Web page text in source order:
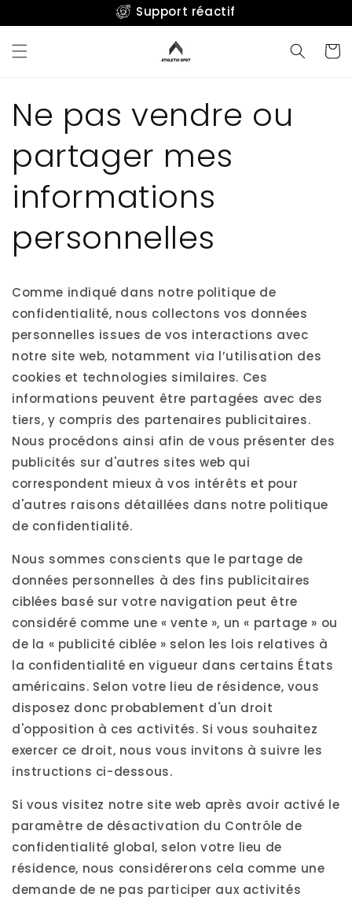
Support réactif
au
contenu
Panier
Ne pas vendre ou
partager mes
informations
personnelles
Comme indiqué dans notre politique de
confidentialité, nous collectons vos données
personnelles issues de vos interactions avec
notre site web, notamment via l’utilisation des
cookies et technologies similaires. Ces
informations peuvent être partagées avec des
tiers, y compris des partenaires publicitaires.
Nous procédons ainsi afin de vous présenter des
publicités sur d'autres sites web qui
correspondent mieux à vos intérêts et pour
d'autres raisons détaillées dans notre politique
de confidentialité.
Nous sommes conscients que le partage de
données personnelles à des fins publicitaires
ciblées basé sur votre navigation peut être
considéré comme une « vente », un « partage » ou
de la « publicité ciblée » selon les lois relatives à
la confidentialité en vigueur dans certains États
américains. Selon votre lieu de résidence, vous
disposez donc probablement d'un droit
d'opposition à ces activités. Si vous souhaitez
exercer ce droit, nous vous invitons à suivre les
instructions ci-dessous.
Si vous visitez notre site web après avoir activé le
paramètre de désactivation du Contrôle de
confidentialité global, selon votre lieu de
résidence, nous considérerons cela comme une
demande de ne pas participer aux activités